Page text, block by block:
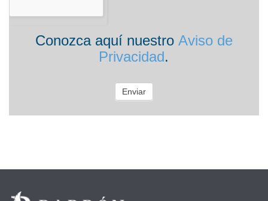
Conozca aquí nuestro Aviso de
Privacidad.
Enviar